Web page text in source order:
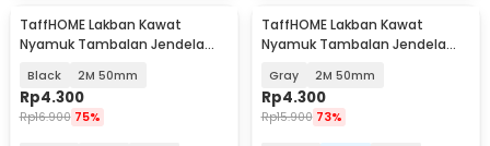
TaffHOME Lakban Kawat
Nyamuk Tambalan Jendela
Black 2M 50mm
Rp4.300
Rp16.900 75%
TaffHOME Lakban Kawat
Nyamuk Tambalan Jendela
Gray 2M 50mm
Rp4.300
Rp15.900 73%